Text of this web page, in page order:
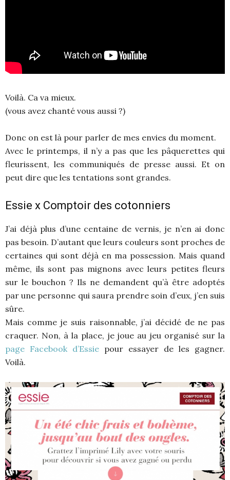
Voilà. Ca va mieux.
(vous avez chanté vous aussi ?)
Donc on est là pour parler de mes envies du moment.
Avec le printemps, il n’y a pas que les pâquerettes qui
fleurissent, les communiqués de presse aussi. Et on
peut dire que les tentations sont grandes.
Essie x Comptoir des cotonniers
J’ai déjà plus d’une centaine de vernis, je n’en ai donc
pas besoin. D’autant que leurs couleurs sont proches de
certaines qui sont déjà en ma possession. Mais quand
même, ils sont pas mignons avec leurs petites fleurs
sur le bouchon ? Ils ne demandent qu’à être adoptés
par une personne qui saura prendre soin d’eux, j’en suis
sûre.
Mais comme je suis raisonnable, j’ai décidé de ne pas
craquer. Non, à la place, je joue au jeu organisé sur la
page Facebook d’Essie pour essayer de les gagner.
Voilà.